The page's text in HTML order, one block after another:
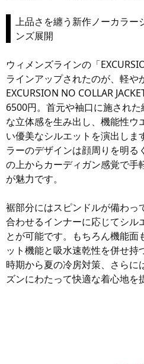
上品さを纏う新作ノーカラー
ンズ展開
ウィメンズラインの「
ラインアップされたのが、軽や
EXCURSION NO COLLAR
6500円。首元や袖口に施され
な立体感を生み出し、機能性ウ
い優美なシルエットを演出しま
ラーのデザインは顔周りを明る
の上からカーディガン感覚で手
が魅力です。
裾部分にはスピンドルが備わっ
合わせるインナーに応じてシル
とが可能です。もちろん機能面
ット機能と吸水速乾性を併せ持
時期から夏の冷房対策、さらに
ズンにわたって快適な着心地を